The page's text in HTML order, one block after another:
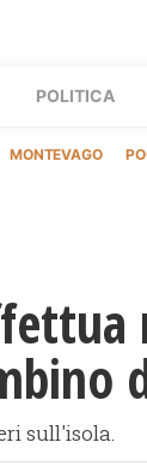
POLITICA
MONTEVAGO
sull'isola.